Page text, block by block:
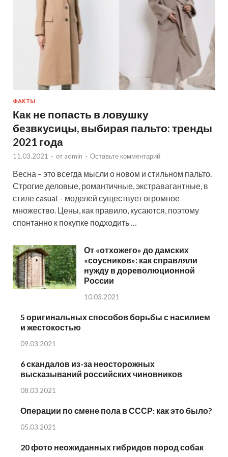
ФАКТЫ
Как не попасть в ловушку
безвкусицы, выбирая пальто: тренды
2021 года
11.03.2021 - от admin - Оставьте комментарий
Весна – это всегда мысли о новом и стильном пальто.
Строгие деловые, романтичные, экстравагантные, в
стиле casual – моделей существует огромное
множество. Цены, как правило, кусаются, поэтому
спонтанно к покупке подходить …
От «отхожего» до дамских
«соусников»: как справляли
нужду в дореволюционной
России
10.03.2021
5 оригинальных способов борьбы с насилием
и жестокостью
09.03.2021
6 скандалов из-за неосторожных
высказываний российских чиновников
08.03.2021
Операции по смене пола в СССР: как это было?
05.03.2021
20 фото неожиданных гибридов пород собак